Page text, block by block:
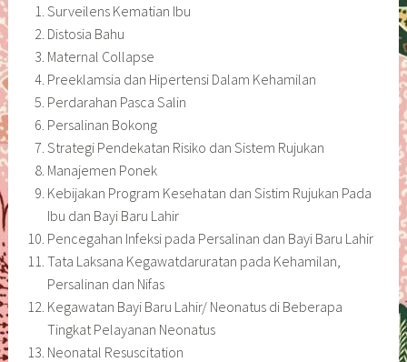
Surveilens Kematian Ibu
Distosia Bahu
Maternal Collapse
Preeklamsia dan Hipertensi Dalam Kehamilan
Perdarahan Pasca Salin
Persalinan Bokong
Strategi Pendekatan Risiko dan Sistem Rujukan
Manajemen Ponek
Kebijakan Program Kesehatan dan Sistim Rujukan Pada
Ibu dan Bayi Baru Lahir
Pencegahan Infeksi pada Persalinan dan Bayi Baru Lahir
Tata Laksana Kegawatdaruratan pada Kehamilan,
Persalinan dan Nifas
Kegawatan Bayi Baru Lahir/ Neonatus di Beberapa
Tingkat Pelayanan Neonatus
Neonatal Resuscitation